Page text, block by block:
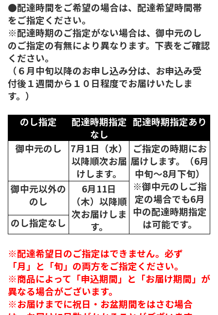
●配達時間をご希望の場合は、配達希望時間帯
をご指定ください。
※配達時期のご指定がない場合は、御中元のし
のご指定の有無により異なります。下表をご確認
ください。
（６月中旬以降のお申し込み分は、お申込み受
付後１週間から１０日程度でお届けいたしま
す。）
のし指定
配達時期指定
なし
配達時期指定あり
御中元のし
7月1日（水）
以降順次お届
けします。
ご指定の時期にお
届けします。（6月
中旬～8月下旬）
※御中元のしご指
定の場合でも6月
中の配達時期指定
は可能です。
御中元以外の
のし
6月11日
（木）以降順
次お届けしま
す。
のし指定なし
※配達希望日のご指定はできません。必ず
「月」と「旬」の両方をご指定ください。
※商品によって「申込期間」と「お届け期間」が
異なる場合がございます。
※お届けまでに祝日・お盆期間をはさむ場合